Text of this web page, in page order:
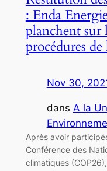
: Enda
planchent sur
procédures de
Nov 30,
dans A la
Après avoir
Conférence des
climatiques